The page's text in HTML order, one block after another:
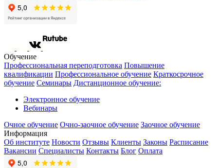
Обучение
Профессиональная переподготовка Повышение
квалификации Профессиональное обучение Краткосрочное
обучение Семинары Дистанционное обучение:
Электронное обучение
Вебинары
Очное обучение Очно-заочное обучение Заочное обучение
Информация
Об институте Новости Отзывы Клиенты Законы Расписание
Вакансии Специалисты Контакты Блог Оплата